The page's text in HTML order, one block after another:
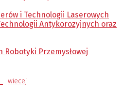
wiecej